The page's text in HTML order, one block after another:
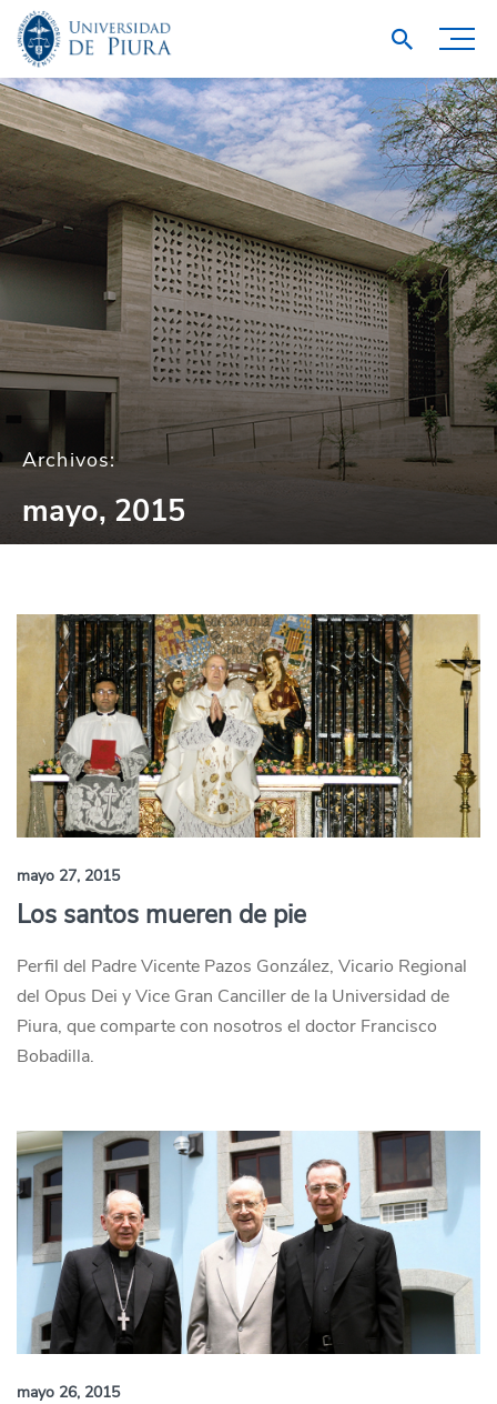
Archivos:
mayo, 2015
mayo 27, 2015
Los santos mueren de pie
Perfil del Padre Vicente Pazos González, Vicario Regional
del Opus Dei y Vice Gran Canciller de la Universidad de
Piura, que comparte con nosotros el doctor Francisco
Bobadilla.
mayo 26, 2015